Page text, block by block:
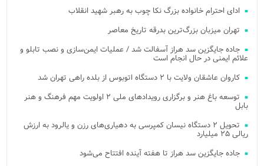
ادای احترام خانواده بزرگ نکا چوب به رهبر شهید انقلاب
تهران میزبان بزرگ‌ترین بدرقه تاریخ معاصر
جاده جایگزین سد هراز آسفالت شد / عملیات ایمن‌سازی و نصب تابلو و
علائم ایمنی در حال انجام است
کاروان عاشقان ولایت با ۲ دستگاه اتوبوس از بلده راهی تهران شد
توسعه باغ هنر و برگزاری رویدادهای ملی ۲ اولویت مهم فرهنگ و هنر
بابل
تحویل ۲ دستگاه نیسان کمپرسی به دهیاری‌های رزن و یالرود به ارزش
ریالی ۲۵ میلیارد
جاده جایگزین سد هراز تا هفته آینده افتتاح می‌شود